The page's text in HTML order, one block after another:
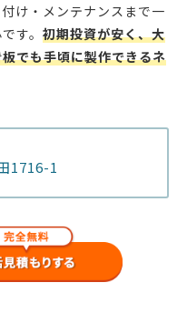
け・メンテナンスまで一
す。 初期投資が安く、大
でも手頃に製作できるネ
1716-1